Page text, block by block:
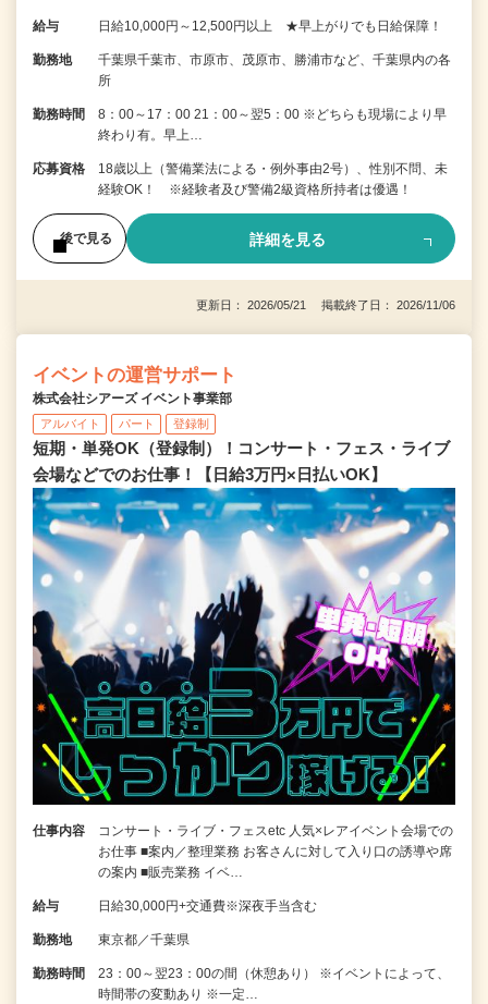
給与 日給10,000円～12,500円以上 ★早上がりでも日給保障！
勤務地
千葉県千葉市、市原市、茂原市、勝浦市など、千葉県内の各
所
勤務時間
8：00～17：00 21：00～翌5：00 ※どちらも現場により早
終わり有。早上…
応募資格
18歳以上（警備業法による・例外事由2号）、性別不問、未
経験OK！ ※経験者及び警備2級資格所持者は優遇！
後で見る 詳細を見る
更新日： 2026/05/21 掲載終了日： 2026/11/06
イベントの運営サポート
株式会社シアーズ イベント事業部
アルバイト パート 登録制
短期・単発OK（登録制）！コンサート・フェス・ライブ
会場などでのお仕事！【日給3万円×日払いOK】
仕事内容
コンサート・ライブ・フェスetc 人気×レアイベント会場での
お仕事 ■案内／整理業務 お客さんに対して入り口の誘導や席
の案内 ■販売業務 イベ…
給与 日給30,000円+交通費※深夜手当含む
勤務地 東京都／千葉県
勤務時間
23：00～翌23：00の間（休憩あり） ※イベントによって、
時間帯の変動あり ※一定…